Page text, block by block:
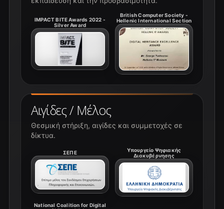
Αιγίδες / Μέλος
Θεσμική στήριξη, αιγίδες και συμμετοχές σε
δίκτυα.
ΣΕΠΕ
Υπουργείο Ψηφιακής
Διακυβέρνησης
National Coalition for Digital
IMPACT BITE Awards 2022 -
Silver Award
British Computer Society -
Hellenic International Section